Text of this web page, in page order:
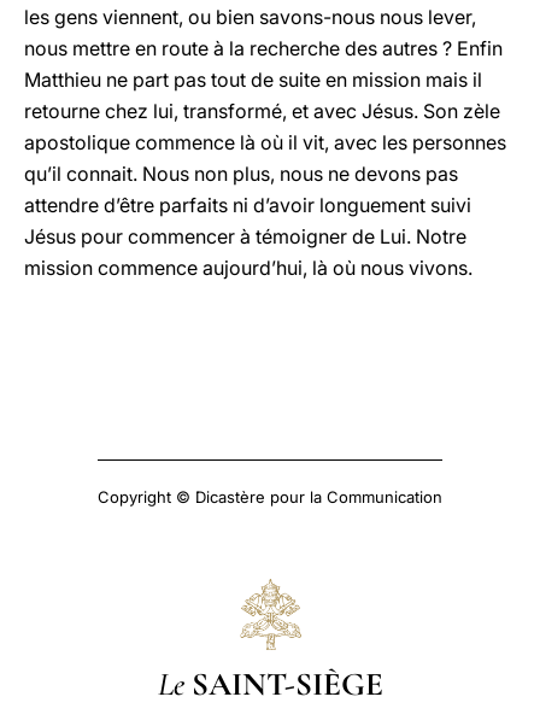
les gens viennent, ou bien savons-nous nous lever,
nous mettre en route à la recherche des autres ? Enfin
Matthieu ne part pas tout de suite en mission mais il
retourne chez lui, transformé, et avec Jésus. Son zèle
apostolique commence là où il vit, avec les personnes
qu’il connait. Nous non plus, nous ne devons pas
attendre d’être parfaits ni d’avoir longuement suivi
Jésus pour commencer à témoigner de Lui. Notre
mission commence aujourd’hui, là où nous vivons.
Copyright © Dicastère pour la Communication
Le SAINT-SIÈGE